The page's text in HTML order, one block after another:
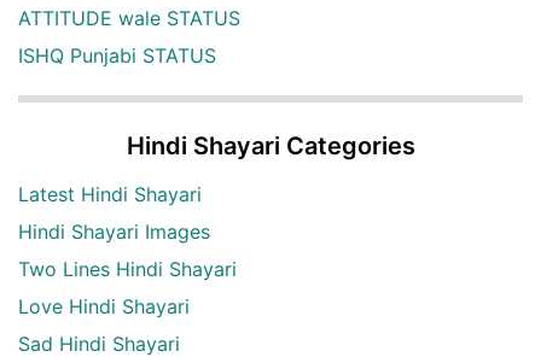
ATTITUDE wale STATUS
ISHQ Punjabi STATUS
Hindi Shayari Categories
Latest Hindi Shayari
Hindi Shayari Images
Two Lines Hindi Shayari
Love Hindi Shayari
Sad Hindi Shayari